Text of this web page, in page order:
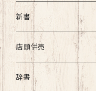
新書
店頭併売
辞書